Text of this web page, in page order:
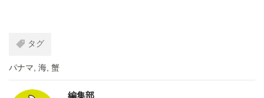
タグ
パナマ, 海, 蟹
編集部